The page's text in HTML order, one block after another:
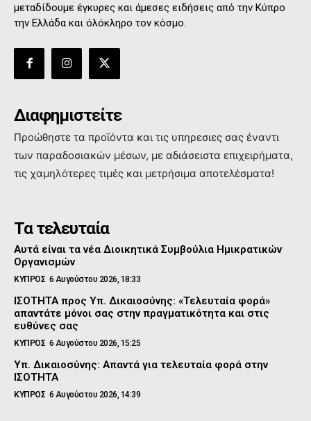
μεταδίδουμε έγκυρες και άμεσες ειδήσεις από την Κύπρο
την Ελλάδα και όλόκληρο τον κόσμο.
Διαφημιστείτε
Προώθηστε τα προϊόντα και τις υπηρεσιες σας έναντι
των παραδοσιακών μέσων, με αδιάσειστα επιχειρήματα,
τις χαμηλότερες τιμές και μετρήσιμα αποτελέσματα!
Τα τελευταία
Αυτά είναι τα νέα Διοικητικά Συμβούλια Ημικρατικών
Οργανισμών
ΚΥΠΡΟΣ 6 Αυγούστου 2026, 18:33
ΙΣΟΤΗΤΑ προς Υπ. Δικαιοσύνης: «Τελευταία φορά»
απαντάτε μόνοι σας στην πραγματικότητα και στις
ευθύνες σας
ΚΥΠΡΟΣ 6 Αυγούστου 2026, 15:25
Υπ. Δικαιοσύνης: Απαντά για τελευταία φορά στην
ΙΣΟΤΗΤΑ
ΚΥΠΡΟΣ 6 Αυγούστου 2026, 14:39